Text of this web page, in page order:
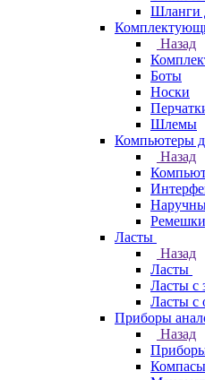
Шланги
Назад
Боты
Носки
Шлемы
Компьютеры
Назад
Ласты
Назад
Ласты
Ласты с
Ласты с
Приборы
Назад
Компасы